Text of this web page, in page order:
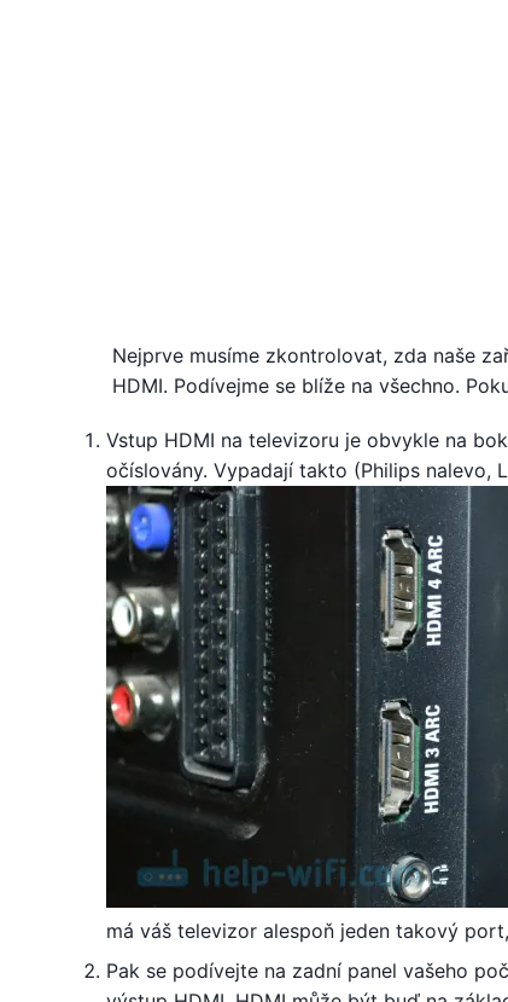
Nejprve musíme zkontrolovat, zda naše
HDMI. Podívejme se blíže na všechno.
Vstup HDMI na televizoru je obvykle na
očíslovány. Vypadají takto (Philips nalevo,
má váš televizor alespoň jeden takový
Pak se podívejte na zadní panel vašeho